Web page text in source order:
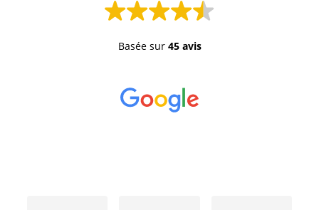
Basée sur 45 avis